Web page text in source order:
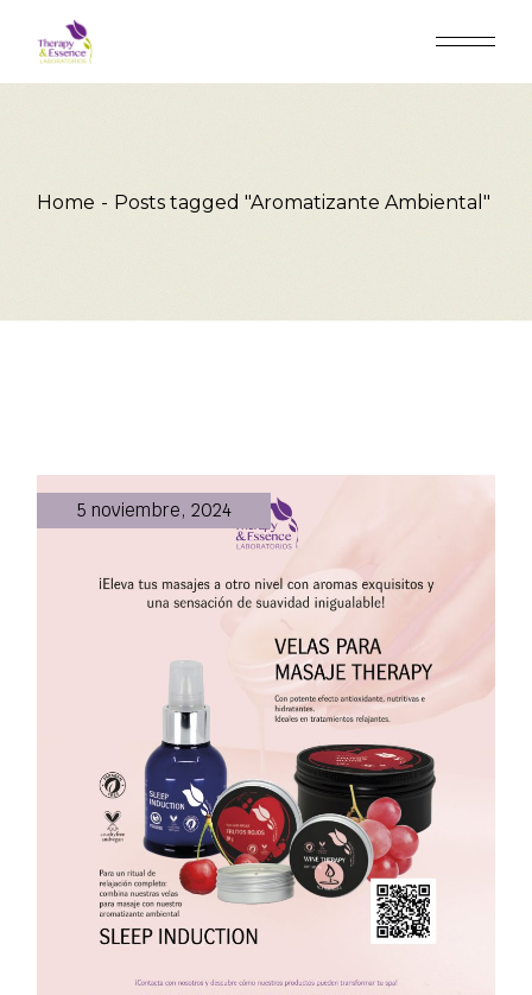
content
Home Posts tagged "Aromatizante Ambiental"
5 noviembre, 2024